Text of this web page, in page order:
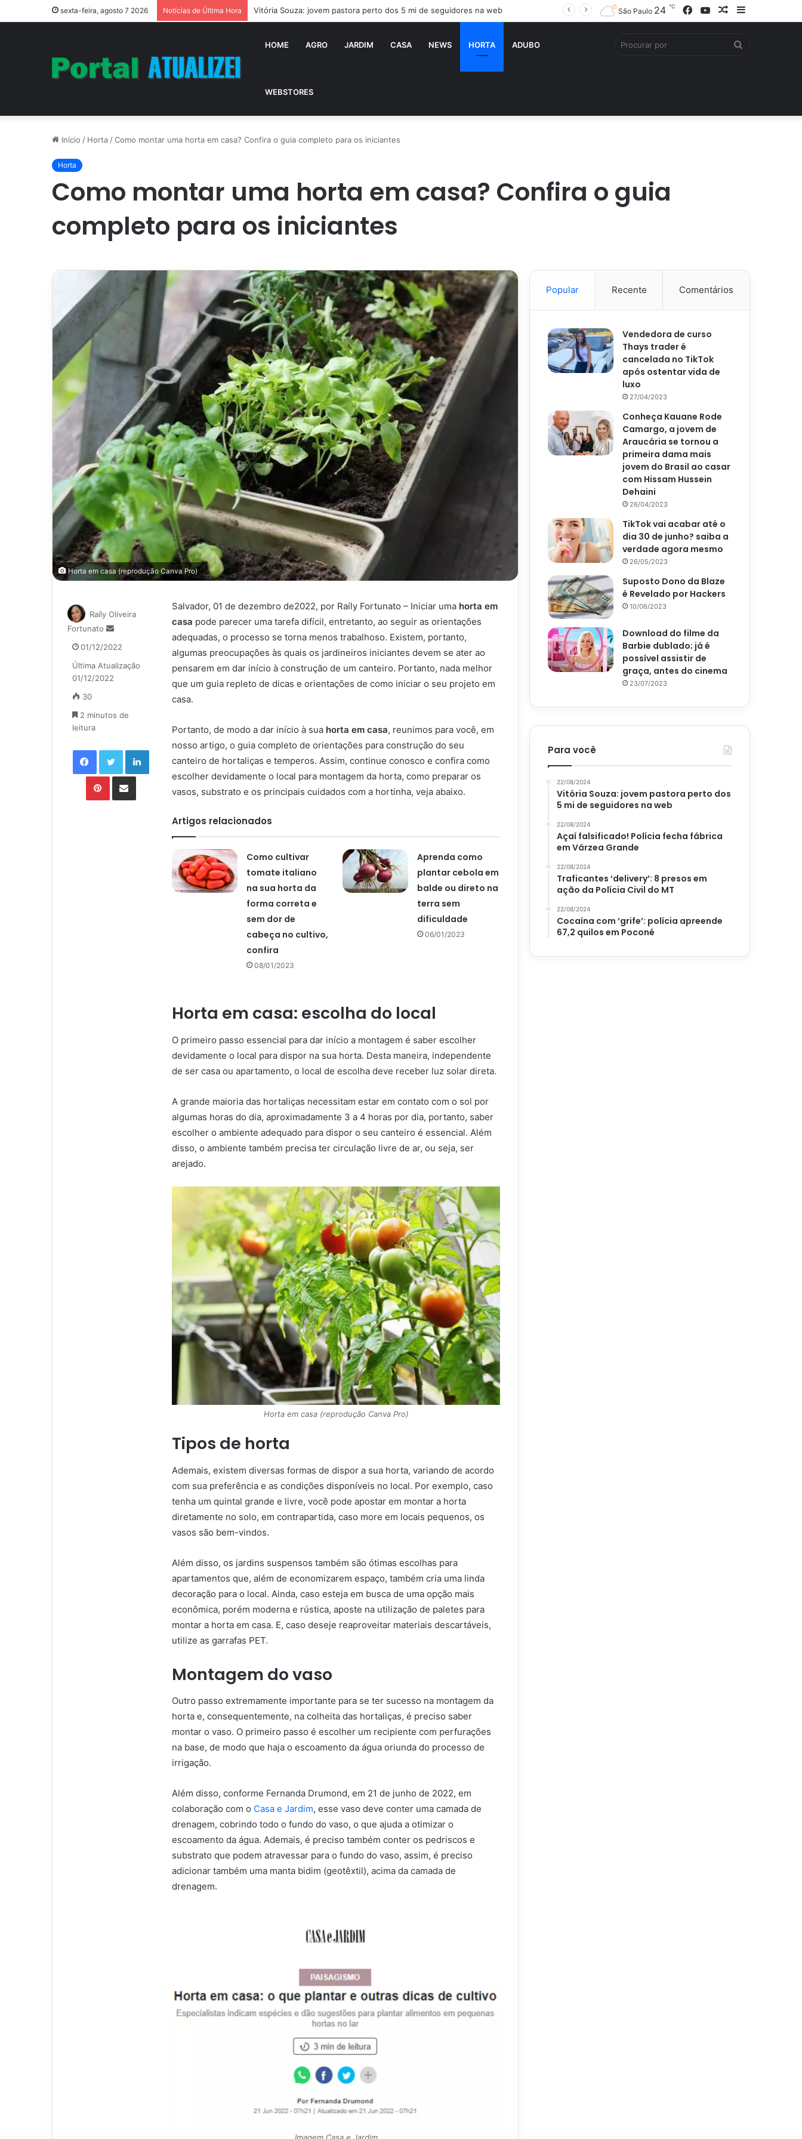
sexta-feira, agosto 7 2026 Notícias de Última Hora Vitória Souza: jovem pastora perto dos 5 mi de seguidores na web
Barra
Artigo
YouTube
Facebook
São Paulo 24 ℃
HOME AGRO JARDIM CASA NEWS HORTA ADUBO
WEBSTORES
Início / Horta /Como montar uma horta em casa? Confira o guia completo para os iniciantes
Horta
Como montar uma horta em casa? Confira o guia
completo para os iniciantes
Horta em casa (reprodução Canva Pro)
Salvador, 01 de dezembro de2022, por Raíly Fortunato – Iniciar uma horta em
casa pode parecer uma tarefa difícil, entretanto, ao seguir as orientações
adequadas, o processo se torna menos trabalhoso. Existem, portanto,
algumas preocupações às quais os jardineiros iniciantes devem se ater ao
pensarem em dar início à construção de um canteiro. Portanto, nada melhor
que um guia repleto de dicas e orientações de como iniciar o seu projeto em
casa.
Portanto, de modo a dar início à sua horta em casa, reunimos para você, em
nosso artigo, o guia completo de orientações para construção do seu
canteiro de hortaliças e temperos. Assim, continue conosco e confira como
escolher devidamente o local para montagem da horta, como preparar os
vasos, substrato e os principais cuidados com a hortinha, veja abaixo.
Artigos relacionados
Como cultivar
tomate italiano
na sua horta da
forma correta e
sem dor de
cabeça no cultivo,
confira
08/01/2023
Aprenda como
plantar cebola em
balde ou direto na
terra sem
dificuldade
06/01/2023
Horta em casa: escolha do local
O primeiro passo essencial para dar início a montagem é saber escolher
devidamente o local para dispor na sua horta. Desta maneira, independente
de ser casa ou apartamento, o local de escolha deve receber luz solar direta.
A grande maioria das hortaliças necessitam estar em contato com o sol por
algumas horas do dia, aproximadamente 3 a 4 horas por dia, portanto, saber
escolher o ambiente adequado para dispor o seu canteiro é essencial. Além
disso, o ambiente também precisa ter circulação livre de ar, ou seja, ser
arejado.
Horta em casa (reprodução Canva Pro)
Tipos de horta
Ademais, existem diversas formas de dispor a sua horta, variando de acordo
com sua preferência e as condições disponíveis no local. Por exemplo, caso
tenha um quintal grande e livre, você pode apostar em montar a horta
diretamente no solo, em contrapartida, caso more em locais pequenos, os
vasos são bem-vindos.
Além disso, os jardins suspensos também são ótimas escolhas para
apartamentos que, além de economizarem espaço, também cria uma linda
decoração para o local. Ainda, caso esteja em busca de uma opção mais
econômica, porém moderna e rústica, aposte na utilização de paletes para
montar a horta em casa. E, caso deseje reaproveitar materiais descartáveis,
utilize as garrafas PET.
Montagem do vaso
Outro passo extremamente importante para se ter sucesso na montagem da
horta e, consequentemente, na colheita das hortaliças, é preciso saber
montar o vaso. O primeiro passo é escolher um recipiente com perfurações
na base, de modo que haja o escoamento da água oriunda do processo de
irrigação.
Além disso, conforme Fernanda Drumond, em 21 de junho de 2022, em
colaboração com o Casa e Jardim, esse vaso deve conter uma camada de
drenagem, cobrindo todo o fundo do vaso, o que ajuda a otimizar o
escoamento da água. Ademais, é preciso também conter os pedriscos e
substrato que podem atravessar para o fundo do vaso, assim, é preciso
adicionar também uma manta bidim (geotêxtil), acima da camada de
drenagem.
Raíly Oliveira
Fortunato
Mande
e-
mail
01/12/2022
Última Atualização
01/12/2022
30
2 minutos de
leitura
FacebookTwitterLinkedin
PinterestCompartilhar via e-mail
Popular Recente Comentários
Vendedora de curso
Thays trader é
cancelada no TikTok
após ostentar vida de
luxo
27/04/2023
Conheça Kauane Rode
Camargo, a jovem de
Araucária se tornou a
primeira dama mais
jovem do Brasil ao casar
com Hissam Hussein
Dehaini
26/04/2023
TikTok vai acabar até o
dia 30 de junho? saiba a
verdade agora mesmo
26/05/2023
Suposto Dono da Blaze
é Revelado por Hackers
10/06/2023
Download do filme da
Barbie dublado; já é
possível assistir de
graça, antes do cinema
23/07/2023
Para você
22/08/2024
Vitória Souza: jovem pastora perto dos
5 mi de seguidores na web
22/08/2024
Açaí falsificado! Polícia fecha fábrica
em Várzea Grande
22/08/2024
Traficantes ‘delivery’: 8 presos em
ação da Polícia Civil do MT
22/08/2024
Cocaína com ‘grife’: polícia apreende
67,2 quilos em Poconé